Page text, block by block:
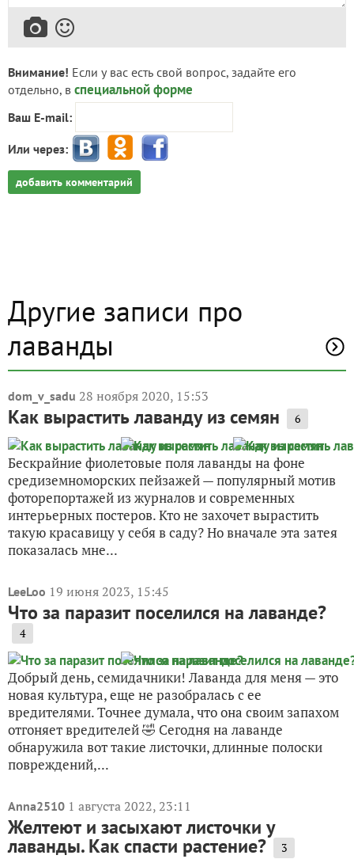
Внимание! Если у вас есть свой вопрос, задайте его
отдельно, в специальной форме
Ваш E-mail:
Или через:
добавить комментарий
Другие записи про
лаванды
dom_v_sadu 28 ноября 2020, 15:53
Как вырастить лаванду из семян 6
Бескрайние фиолетовые поля лаванды на фоне
средиземноморских пейзажей — популярный мотив
фоторепортажей из журналов и современных
интерьерных постеров. Кто не захочет вырастить
такую красавицу у себя в саду? Но вначале эта затея
показалась мне...
LeeLoo 19 июня 2023, 15:45
Что за паразит поселился на лаванде?
4
Добрый день, семидачники! Лаванда для меня — это
новая культура, еще не разобралась с ее
вредителями. Точнее думала, что она своим запахом
отгоняет вредителей 🤣 Сегодня на лаванде
обнаружила вот такие листочки, длинные полоски
повреждений,...
Anna2510 1 августа 2022, 23:11
Желтеют и засыхают листочки у
лаванды. Как спасти растение? 3